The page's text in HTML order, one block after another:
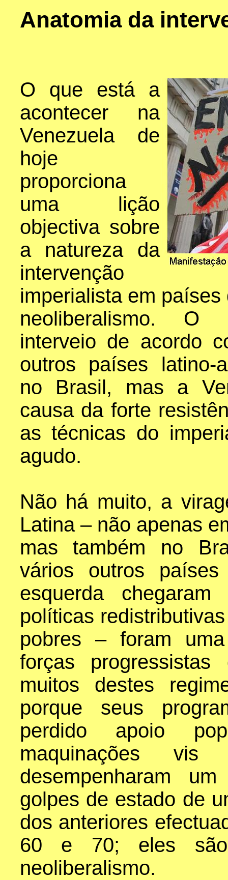
Anatomia da
O que está a
acontecer na
Venezuela de
hoje
proporciona
uma lição
objectiva sobre
a natureza da
intervenção
imperialista em
neoliberalismo. O
interveio de acordo
outros países latino-
no Brasil, mas a
causa da forte
as técnicas do
agudo.
Não há muito, a
Latina – não apenas
mas também no
vários outros
esquerda
políticas
pobres – foram
forças
muitos destes
porque seus
perdido apoio
maquinações
desempenharam
golpes de estado de
dos anteriores
60 e 70; eles
neoliberalismo.